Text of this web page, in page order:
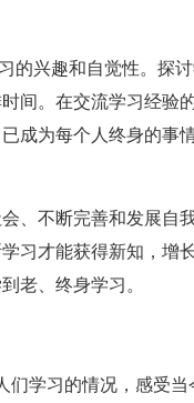
的兴趣和自觉性。探
间。在交流学习经验
成为每个人终身的事
、不断完善和发展自
习才能获得新知，增
老、终身学习。
们学习的情况，感受